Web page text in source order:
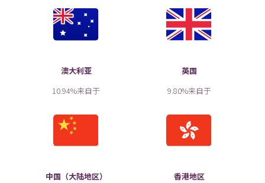
澳大利亚
10.94%来自于
英国
9.80%来自于
中国（大陆地区）
香港地区